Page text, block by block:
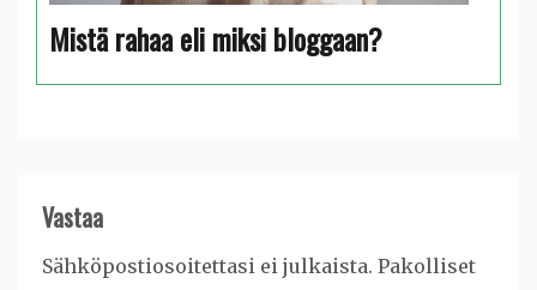
Mistä rahaa eli miksi bloggaan?
Vastaa
Sähköpostiosoitettasi ei julkaista. Pakolliset